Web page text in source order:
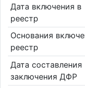
Дата включения в
реестр
Основания
реестр
Дата составления
заключения ДФР